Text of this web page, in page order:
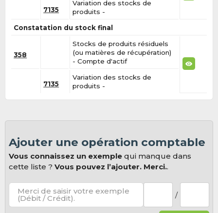
7135
Variation des stocks de
produits -
Constatation du stock final
358
Stocks de produits résiduels
(ou matières de récupération)
- Compte d'actif
7135
Variation des stocks de
produits -
Ajouter une opération comptable
Vous connaissez un exemple qui manque dans
cette liste ?Vous pouvez l’ajouter. Merci..
Merci de saisir votre exemple
(Débit / Crédit). /